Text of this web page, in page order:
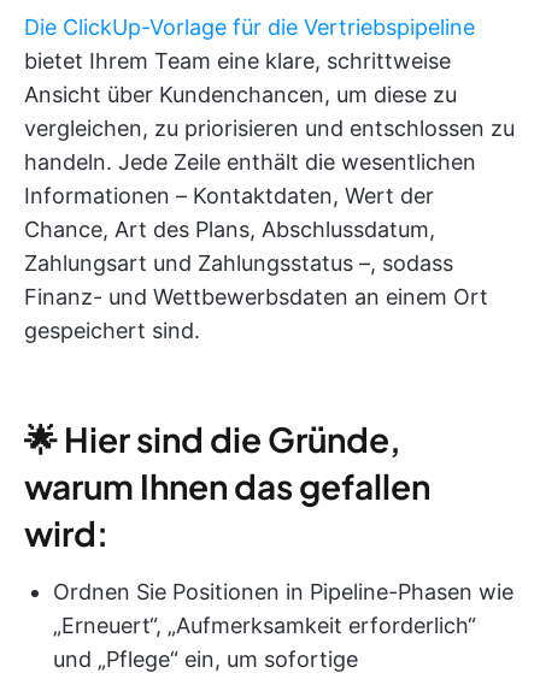
Die ClickUp-Vorlage für die Vertriebspipeline
bietet Ihrem Team eine klare, schrittweise
Ansicht über Kundenchancen, um diese zu
vergleichen, zu priorisieren und entschlossen zu
handeln. Jede Zeile enthält die wesentlichen
Informationen – Kontaktdaten, Wert der
Chance, Art des Plans, Abschlussdatum,
Zahlungsart und Zahlungsstatus –, sodass
Finanz- und Wettbewerbsdaten an einem Ort
gespeichert sind.
🌟 Hier sind die Gründe,
warum Ihnen das gefallen
wird:
Ordnen Sie Positionen in Pipeline-Phasen wie
„Erneuert“, „Aufmerksamkeit erforderlich“
und „Pflege“ ein, um sofortige